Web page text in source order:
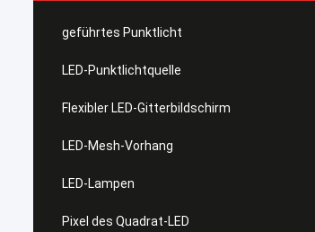
geführtes Punktlicht
LED-Punktlichtquelle
Flexibler LED-Gitterbildschirm
LED-Mesh-Vorhang
LED-Lampen
Pixel des Quadrat-LED